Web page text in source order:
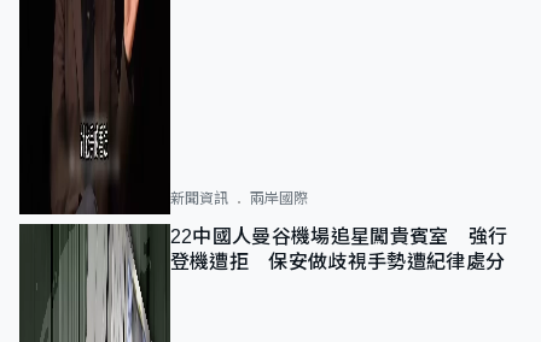
新聞資訊 兩岸國際
22中國人曼谷機場追星闖貴賓室 強行
登機遭拒 保安做歧視手勢遭紀律處分